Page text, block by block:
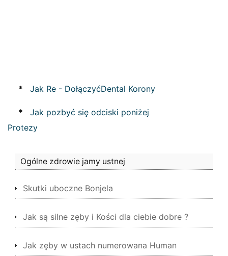
* Jak Re - DołączyćDental Korony
*
Jak pozbyć się odciski poniżej
Protezy
Ogólne zdrowie jamy ustnej
Skutki uboczne Bonjela
Jak są silne zęby i Kości dla ciebie dobre ?
Jak zęby w ustach numerowana Human